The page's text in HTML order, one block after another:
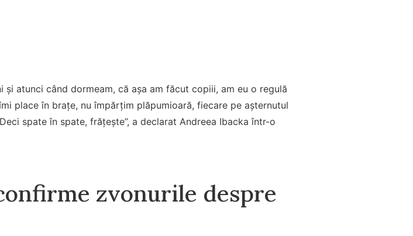
și atunci când dormeam, că așa am făcut copiii, am eu o regulă
place în brațe, nu împărțim plăpumioară, fiecare pe așternutul
spate în spate, frățește”, a declarat Andreea Ibacka într-o
zvonurile despre